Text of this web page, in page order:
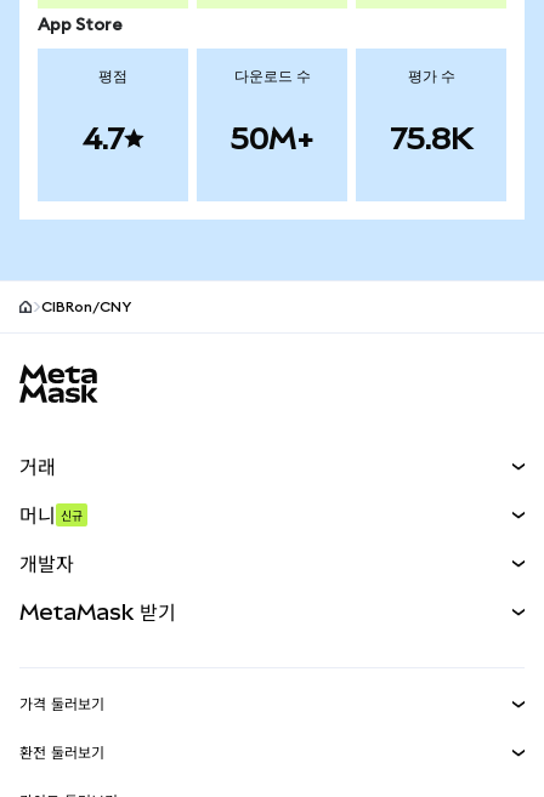
App Store
평점
4.7
다운로드 수
50M+
평가 수
75.8K
CIBRon/CNY
거래
무기한 선물
실물자산
머니 신규
개발자
MetaMask Connect
MetaMask 받기
가격 둘러보기
이더리움 가격
환전 둘러보기